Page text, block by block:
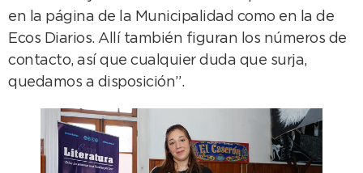
en la página de la Municipalidad como en la de
Ecos Diarios. Allí también figuran los números de
contacto, así que cualquier duda que surja,
quedamos a disposición”.